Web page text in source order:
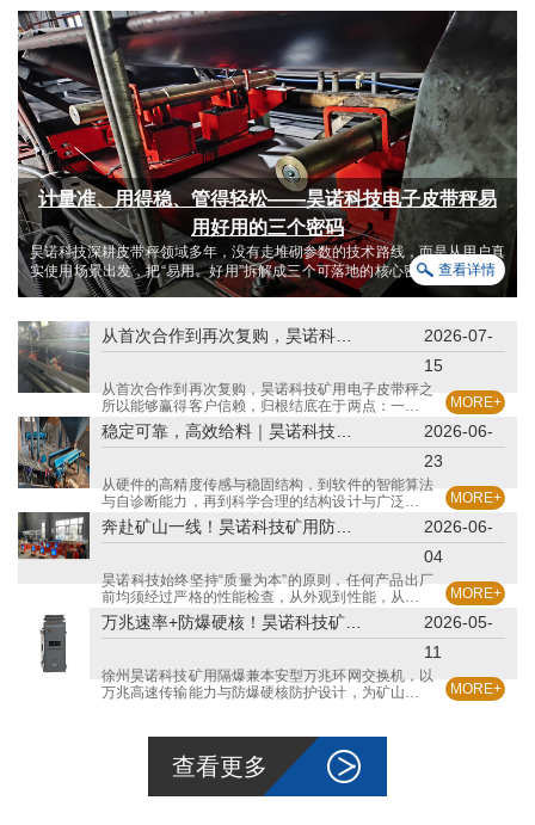
计量准、用得稳、管得轻松——昊诺科技电子皮带秤易
用好用的三个密码
昊诺科技深耕皮带秤领域多年，没有走堆砌参数的技术路线，而是从用户真
实使用场景出发，把“易用、好用”拆解成三个可落地的核心密码，让电子皮
带秤计量这件事从“反复折腾”变成“省心可靠”。
查看详情
2026-07-
15
从首次合作到再次复购，昊诺科技矿用电子皮带秤之
所以能够赢得客户信赖，归根结底在于两点：一是以
技术创新驱动产品品质——适配性好的秤架、数字信
号处理技术、智能动态补偿算法等一系列核心技术突
破，确保了设备在恶劣工况下的高精度与长期稳定
性；二是以客户为中心构建服务体系——从售前定制
化方案到售后及时响应，让客户没有后顾之忧。
MORE+
2026-06-
23
从硬件的高精度传感与稳固结构，到软件的智能算法
与自诊断能力，再到科学合理的结构设计与广泛的物
料适应性——昊诺科技定量给料机以“稳定可靠、高
效给料”为核心理念，正在帮助越来越多的建材企业
告别配料不准的困扰，助力生产更精准、更高效、更
MORE+
2026-06-
04
昊诺科技始终坚持“质量为本”的原则，任何产品出厂
前均须经过严格的性能检查，从外观到性能，从硬件
到软件，不忽视每一个细节。此次批量交付的矿用防
爆电脑设备，正是经过多轮软硬件性能测试后，按时
发货送达矿山一线，即将在煤矿生产及管理活动中发
MORE+
2026-05-
11
徐州昊诺科技矿用隔爆兼本安型万兆环网交换机，以
万兆高速传输能力与防爆硬核防护设计，为矿山构建
MORE+
查看更多